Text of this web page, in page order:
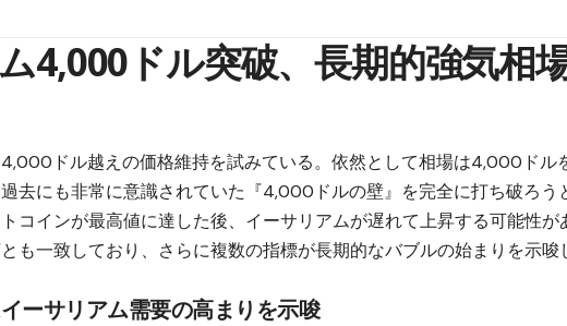
4,000ドル突破、長期的強気相
ドル越えの価格維持を試みている。依然として相場は4,000ドル
去にも非常に意識されていた『4,000ドルの壁』を完全に打ち破ろう
コインが最高値に達した後、イーサリアムが遅れて上昇する可能性が
も一致しており、さらに複数の指標が長期的なバブルの始まりを示唆
ーサリアム需要の高まりを示唆